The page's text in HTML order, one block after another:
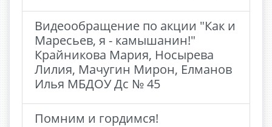
Видеообращение по акции "Как и
Маресьев, я - камышанин!"
Крайникова Мария, Носырева
Лилия, Мачугин Мирон, Елманов
Илья МБДОУ Дс № 45
Помним и гордимся!